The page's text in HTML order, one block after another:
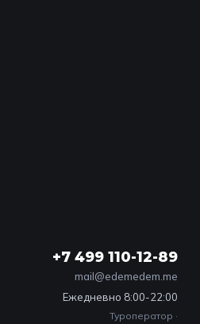
+7 499 110-12-89
mail@edemedem.me
Ежедневно 8:00-22:00
Туроператор ·